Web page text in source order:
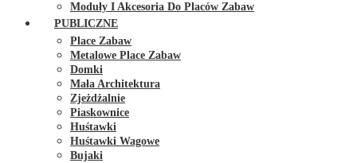
Moduły I Akcesoria Do Placów Zabaw
PUBLICZNE
Place Zabaw
Metalowe Place Zabaw
Domki
Mała Architektura
Zjeżdżalnie
Piaskownice
Huśtawki
Huśtawki Wagowe
Bujaki